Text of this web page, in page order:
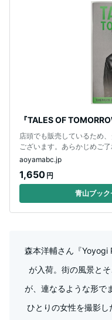
『TALES OF
店頭でも販売しているため
ございます。あらかじめご
aoyamabc.jp
1,650 円
青山ブッ
森本洋輔さん『
が入荷。街の風景と
が、連なるような形で
ひとりの女性を撮影